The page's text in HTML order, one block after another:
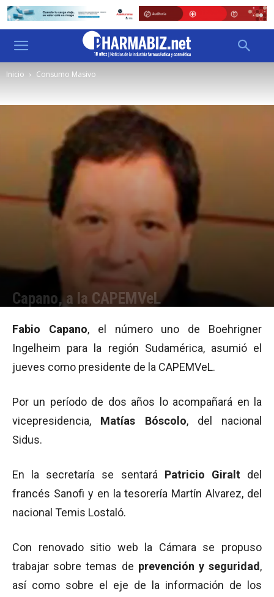
Inicio Consumo Masivo
Capano, a la CAPEMVeL
Fabio Capano, el número uno de Boehrigner
Ingelheim para la región Sudamérica, asumió el
jueves como presidente de la CAPEMVeL.
Por un período de dos años lo acompañará en la
vicepresidencia, Matías Bóscolo, del nacional
Sidus.
En la secretaría se sentará Patricio Giraltdel
francés Sanofi y en la tesorería Martín Alvarez, del
nacional Temis Lostaló.
Con renovado sitio web la Cámara se propuso
trabajar sobre temas de prevención y seguridad ,
así como sobre el eje de la información de los